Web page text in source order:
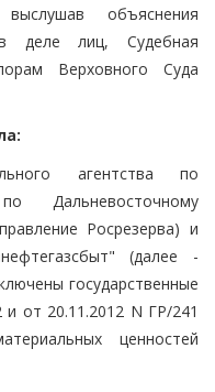
объяснения
в деле лиц, Судебная
Верховного Суда
агентства по
Дальневосточному
Росрезерва) и
(далее -
государственные
от 20.11.2012 N ГР/241
ценностей